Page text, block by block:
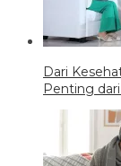
Dari
Penting